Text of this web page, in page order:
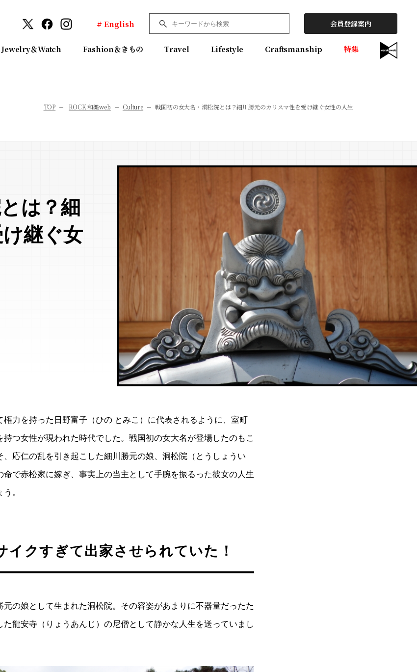
# English 会員登録案内
Jewelry＆Watch Fashion＆きもの Travel Lifestyle Craftsmanship 特集
TOP ROCK 和樂web Culture 戦国初の女大名・洞松院とは？細川勝元のカリスマ性を受け継ぐ女性の人生
は？細
継ぐ女
権力を持った日野富子（ひの とみこ）に代表されるように、室町
持つ女性が現われた時代でした。戦国初の女大名が登場したのもこ
、応仁の乱を引き起こした細川勝元の娘、洞松院（とうしょうい
命で赤松家に嫁ぎ、事実上の当主として手腕を振るった彼女の人生
。
イクすぎて出家させられていた！
元の娘として生まれた洞松院。その容姿があまりに不器量だったた
た龍安寺（りょうあんじ）の尼僧として静かな人生を送っていまし